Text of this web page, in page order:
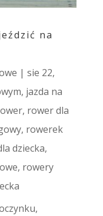
na
| sie 22,
, jazda na
, rower dla
, rowerek
dziecka,
, rowery